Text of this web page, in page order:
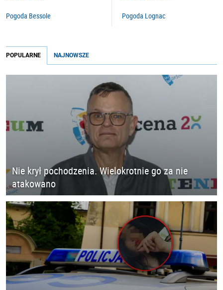
Pogoda Bessole Pogoda Lognac
POPULARNE NAJNOWSZE
Nie krył pochodzenia. Wielokrotnie go za nie
atakowano